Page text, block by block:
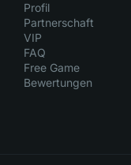
Profil
Partnerschaft
VIP
FAQ
Free Game
Bewertungen